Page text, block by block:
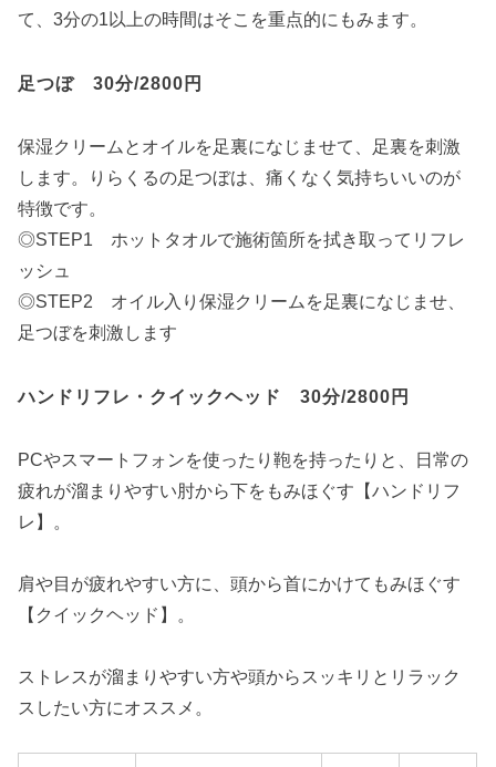
て、3分の1以上の時間はそこを重点的にもみます。
足つぼ 30分/2800円
保湿クリームとオイルを足裏になじませて、足裏を刺激
します。りらくるの足つぼは、痛くなく気持ちいいのが
特徴です。
◎STEP1 ホットタオルで施術箇所を拭き取ってリフレ
ッシュ
◎STEP2 オイル入り保湿クリームを足裏になじませ、
足つぼを刺激します
ハンドリフレ・クイックヘッド 30分/2800円
PCやスマートフォンを使ったり鞄を持ったりと、日常の
疲れが溜まりやすい肘から下をもみほぐす【ハンドリフ
レ】。
肩や目が疲れやすい方に、頭から首にかけてもみほぐす
【クイックヘッド】。
ストレスが溜まりやすい方や頭からスッキリとリラック
スしたい方にオススメ。